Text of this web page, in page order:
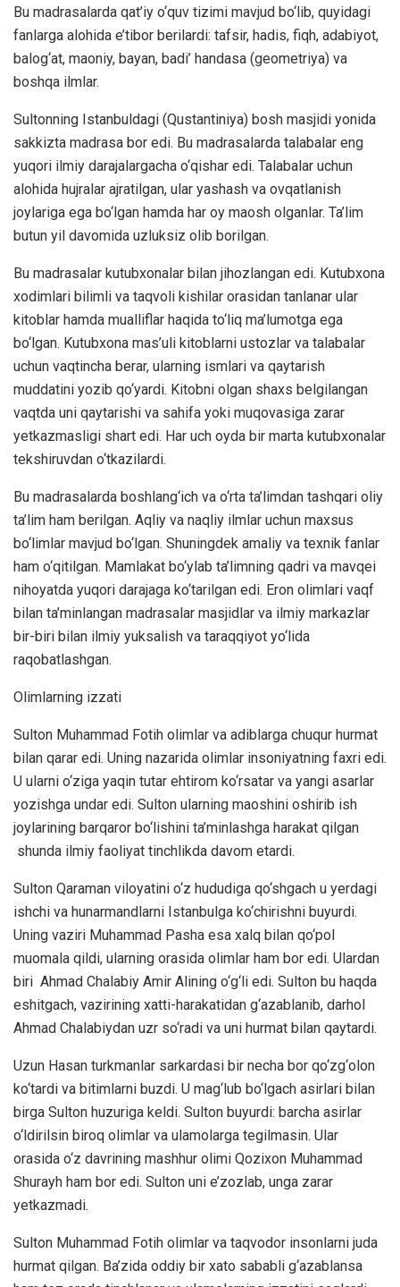
Bu madrasalarda qat’iy o‘quv tizimi mavjud bo‘lib, quyidagi
fanlarga alohida e’tibor berilardi: tafsir, hadis, fiqh, adabiyot,
balog‘at, maoniy, bayan, badi’ handasa (geometriya) va
boshqa ilmlar.
Sultonning Istanbuldagi (Qustantiniya) bosh masjidi yonida
sakkizta madrasa bor edi. Bu madrasalarda talabalar eng
yuqori ilmiy darajalargacha o‘qishar edi. Talabalar uchun
alohida hujralar ajratilgan, ular yashash va ovqatlanish
joylariga ega bo‘lgan hamda har oy maosh olganlar. Ta’lim
butun yil davomida uzluksiz olib borilgan.
Bu madrasalar kutubxonalar bilan jihozlangan edi. Kutubxona
xodimlari bilimli va taqvoli kishilar orasidan tanlanar ular
kitoblar hamda mualliflar haqida to‘liq ma’lumotga ega
bo‘lgan. Kutubxona mas’uli kitoblarni ustozlar va talabalar
uchun vaqtincha berar, ularning ismlari va qaytarish
muddatini yozib qo‘yardi. Kitobni olgan shaxs belgilangan
vaqtda uni qaytarishi va sahifa yoki muqovasiga zarar
yetkazmasligi shart edi. Har uch oyda bir marta kutubxonalar
tekshiruvdan o‘tkazilardi.
Bu madrasalarda boshlang‘ich va o‘rta ta’limdan tashqari oliy
ta’lim ham berilgan. Aqliy va naqliy ilmlar uchun maxsus
bo‘limlar mavjud bo‘lgan. Shuningdek amaliy va texnik fanlar
ham o‘qitilgan. Mamlakat bo‘ylab ta’limning qadri va mavqei
nihoyatda yuqori darajaga ko‘tarilgan edi. Eron olimlari vaqf
bilan ta’minlangan madrasalar masjidlar va ilmiy markazlar
bir-biri bilan ilmiy yuksalish va taraqqiyot yo‘lida
raqobatlashgan.
Olimlarning izzati
Sulton Muhammad Fotih olimlar va adiblarga chuqur hurmat
bilan qarar edi. Uning nazarida olimlar insoniyatning faxri edi.
U ularni o‘ziga yaqin tutar ehtirom ko‘rsatar va yangi asarlar
yozishga undar edi. Sulton ularning maoshini oshirib ish
joylarining barqaror bo‘lishini ta’minlashga harakat qilgan
shunda ilmiy faoliyat tinchlikda davom etardi.
Sulton Qaraman viloyatini o‘z hududiga qo‘shgach u yerdagi
ishchi va hunarmandlarni Istanbulga ko‘chirishni buyurdi.
Uning vaziri Muhammad Pasha esa xalq bilan qo‘pol
muomala qildi, ularning orasida olimlar ham bor edi. Ulardan
biri Ahmad Chalabiy Amir Alining o‘g‘li edi. Sulton bu haqda
eshitgach, vazirining xatti-harakatidan g‘azablanib, darhol
Ahmad Chalabiydan uzr so‘radi va uni hurmat bilan qaytardi.
Uzun Hasan turkmanlar sarkardasi bir necha bor qo‘zg‘olon
ko‘tardi va bitimlarni buzdi. U mag‘lub bo‘lgach asirlari bilan
birga Sulton huzuriga keldi. Sulton buyurdi: barcha asirlar
o‘ldirilsin biroq olimlar va ulamolarga tegilmasin. Ular
orasida o‘z davrining mashhur olimi Qozixon Muhammad
Shurayh ham bor edi. Sulton uni e’zozlab, unga zarar
yetkazmadi.
Sulton Muhammad Fotih olimlar va taqvodor insonlarni juda
hurmat qilgan. Ba’zida oddiy bir xato sababli g‘azablansa